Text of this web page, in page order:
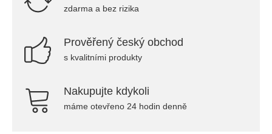
zdarma a bez rizika
Prověřený český obchod
s kvalitními produkty
Nakupujte kdykoli
máme otevřeno 24 hodin denně